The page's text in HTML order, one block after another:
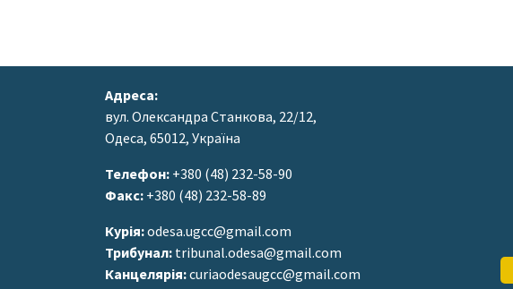
Адреса:
вул. Олександра Станкова, 22/12,
Одеса, 65012, Україна
Телефон: +380 (48) 232-58-90
Факс: +380 (48) 232-58-89
Курія:odesa.ugcc@gmail.com
Трибунал: tribunal.odesa@gmail.com
Канцелярія:curiaodesaugcc@gmail.com